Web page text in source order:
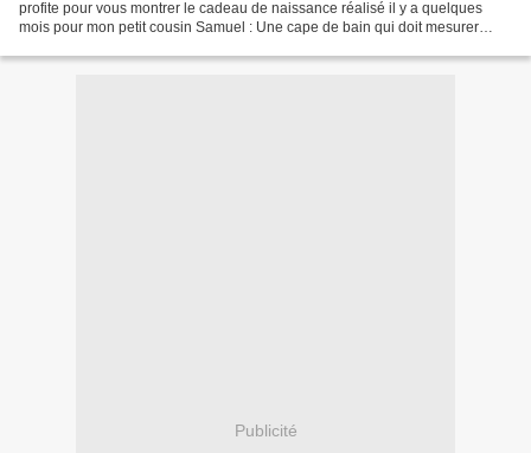
profite pour vous montrer le cadeau de naissance réalisé il y a quelques
mois pour mon petit cousin Samuel : Une cape de bain qui doit mesurer
Publicité